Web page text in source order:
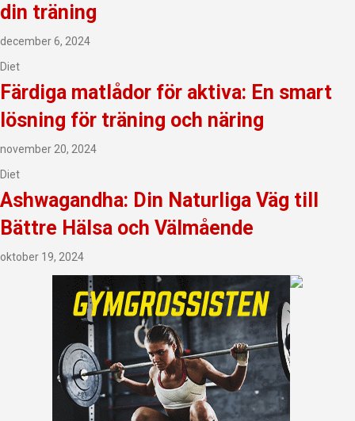
din träning
december 6, 2024
Diet
Färdiga matlådor för aktiva: En smart
lösning för träning och näring
november 20, 2024
Diet
Ashwagandha: Din Naturliga Väg till
Bättre Hälsa och Välmående
oktober 19, 2024